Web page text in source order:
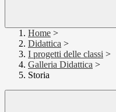
Home >
Didattica >
I progetti delle classi >
Galleria Didattica >
Storia